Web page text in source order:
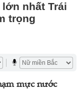
nhất Trái
trọng
mực nước